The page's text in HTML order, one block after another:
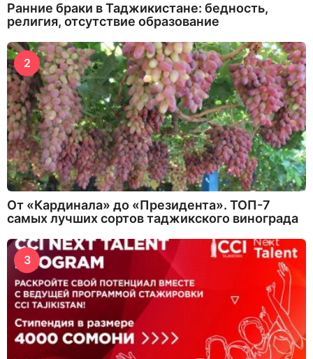
Ранние браки в Таджикистане: бедность,
религия, отсутствие образование
2
От «Кардинала» до «Президента». ТОП-7
самых лучших сортов таджикского винограда
3